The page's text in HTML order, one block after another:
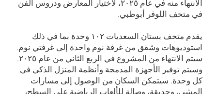
الانتهاء منه في عام ۲۰۲٥، لاختيار المعارض ودروس الفن
في متحف اللوفر أبوظبي.
يقدم متحف بستان السعديات ۱۰۲ وحدة بما في ذلك
استوديوهات وشقق من غرفة نوم واحدة إلى غرفتي نوم.
سيتم الانتهاء من المشروع في الربع الثاني من عام ۲۰۲٥.
وسيتم توفير الأجهزة المدمجة وأنظمة المنزل الذكي في
كل وحدة. سيتمكن السكان من الوصول إلى مسارات
المشي، وحديقة، وصالة للألعاب الرياضية على السطح،